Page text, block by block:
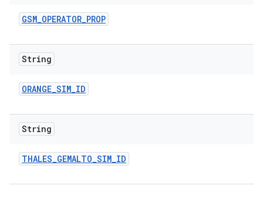
GSM_OPERATOR_PROP
String
ORANGE_SIM_ID
String
THALES_GEMALTO_SIM_ID